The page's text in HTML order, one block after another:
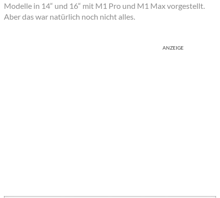
Modelle in 14“ und 16“ mit M1 Pro und M1 Max vorgestellt.
Aber das war natürlich noch nicht alles.
ANZEIGE